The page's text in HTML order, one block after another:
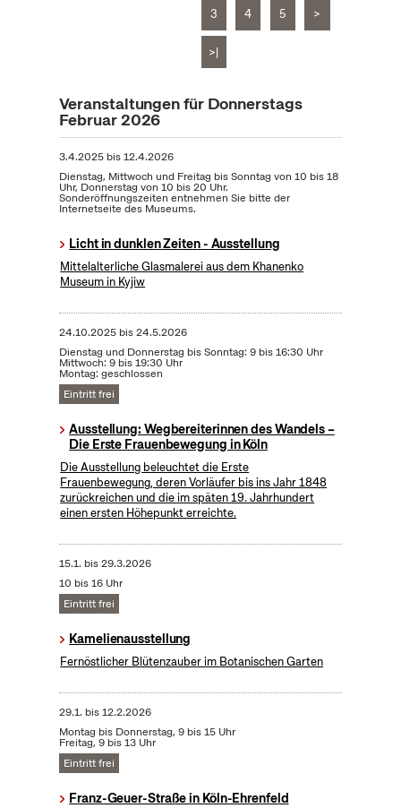
3 4 5 >
>|
Veranstaltungen für Donnerstags
Februar 2026
3.4.2025bis12.4.2026
Dienstag, Mittwoch und Freitag bis Sonntag von 10 bis 18
Uhr, Donnerstag von 10 bis 20 Uhr.
Sonderöffnungszeiten entnehmen Sie bitte der
Internetseite des Museums.
Licht in dunklen Zeiten - Ausstellung
Mittelalterliche Glasmalerei aus dem Khanenko
Museum in Kyjiw
24.10.2025bis24.5.2026
Dienstag und Donnerstag bis Sonntag: 9 bis 16:30 Uhr
Mittwoch: 9 bis 19:30 Uhr
Montag: geschlossen
Eintritt frei
Ausstellung: Wegbereiterinnen des Wandels –
Die Erste Frauenbewegung in Köln
Die Ausstellung beleuchtet die Erste
Frauenbewegung, deren Vorläufer bis ins Jahr 1848
zurückreichen und die im späten 19. Jahrhundert
einen ersten Höhepunkt erreichte.
15.1. bis29.3.2026
10 bis 16 Uhr
Eintritt frei
Kamelienausstellung
Fernöstlicher Blütenzauber im Botanischen Garten
29.1. bis12.2.2026
Montag bis Donnerstag, 9 bis 15 Uhr
Freitag, 9 bis 13 Uhr
Eintritt frei
Franz-Geuer-Straße in Köln-Ehrenfeld